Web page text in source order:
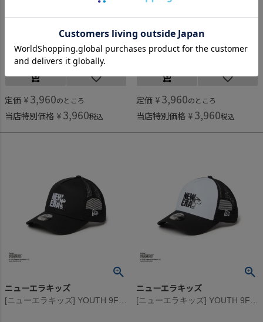
[ニューエラキッズ] CHILD 9TWENTY PNTS C BROWN CAP スカーレット
定価 ¥ 3,960のところ
当店特別価格 ¥ 3,960税込
定価 ¥ 3,960のところ
当店特別価格 ¥ 3,960税込
ニューエラキッズ ニューエラキッズ